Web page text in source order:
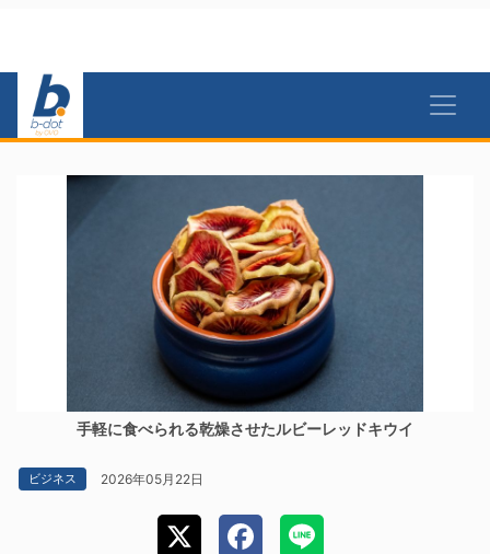
手軽に食べられる乾燥させたルビーレッドキウイ
ビジネス 2026年05月22日